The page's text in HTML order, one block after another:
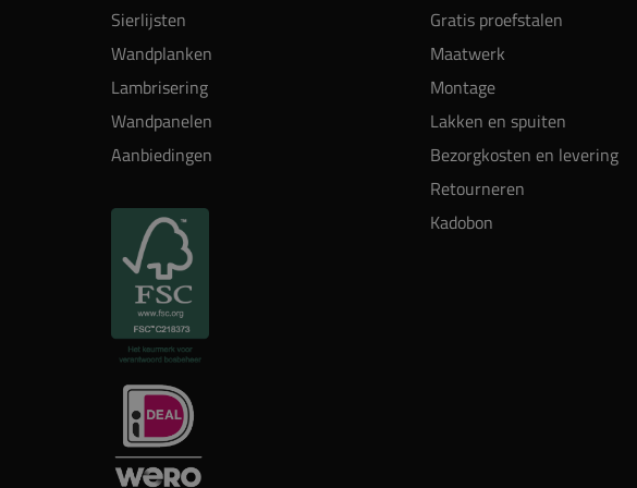
Sierlijsten
Wandplanken
Lambrisering
Wandpanelen
Aanbiedingen
Gratis proefstalen
Maatwerk
Montage
Lakken en spuiten
Bezorgkosten en levering
Retourneren
Kadobon